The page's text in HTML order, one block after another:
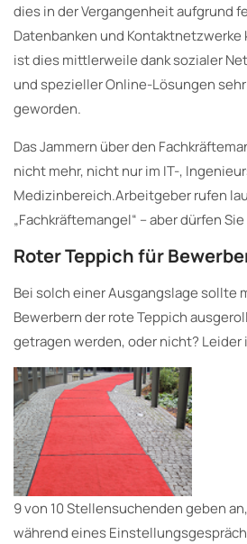
dies in der Vergangenheit aufgrund
Datenbanken und Kontaktnetzwerke
ist dies mittlerweile dank sozialer
und spezieller Online-Lösungen
geworden.
Das Jammern über den
nicht mehr, nicht nur im IT-,
Medizinbereich.Arbeitgeber rufen
„Fachkräftemangel“ – aber dürfen Sie
Roter Teppich für
Bei solch einer Ausgangslage sollte
Bewerbern der rote Teppich
getragen werden, oder nicht? Leider
9 von 10 Stellensuchenden geben
während eines